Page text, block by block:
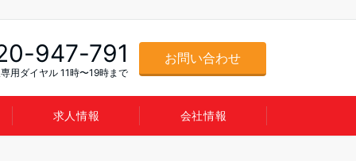
947-791
用ダイヤル 11時〜19時まで
お問い合わせ
求人情報 会社情報